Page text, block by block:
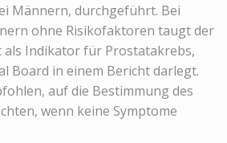
Männern, durchgeführt. Bei
ohne Risikofaktoren taugt der
als Indikator für Prostatakrebs,
Board in einem Bericht darlegt.
auf die Bestimmung des
wenn keine Symptome